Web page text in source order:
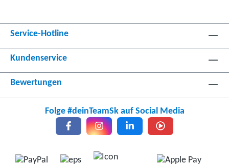
Service-Hotline
Kundenservice
Bewertungen
Folge #deinTeamSk auf Social Media